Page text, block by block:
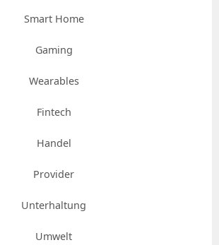
Smart Home
Gaming
Wearables
Fintech
Handel
Provider
Unterhaltung
Umwelt